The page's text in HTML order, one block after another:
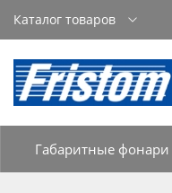
Каталог товаров
Габаритные фонари